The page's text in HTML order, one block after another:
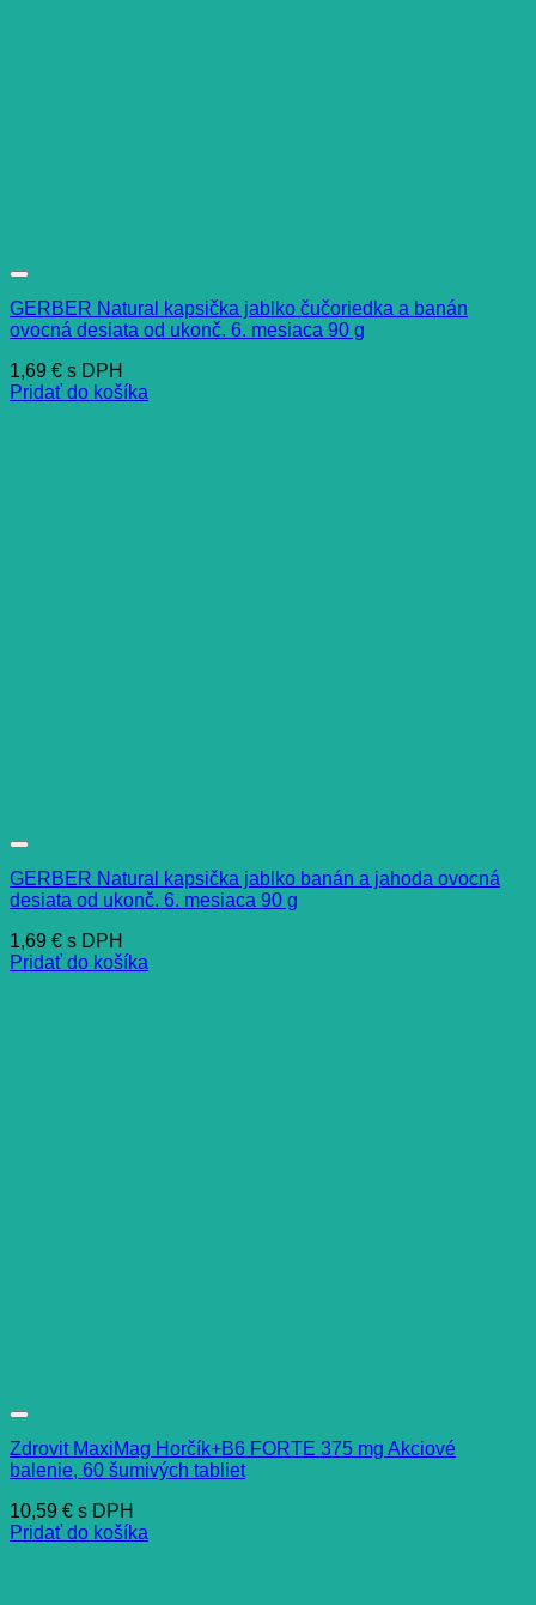
GERBER Natural kapsička jablko čučoriedka a banán
ovocná desiata od ukonč. 6. mesiaca 90 g
1,69 € s DPH
Pridať do košíka
GERBER Natural kapsička jablko banán a jahoda ovocná
desiata od ukonč. 6. mesiaca 90 g
1,69 € s DPH
Pridať do košíka
Zdrovit MaxiMag Horčík+B6 FORTE 375 mg Akciové
balenie, 60 šumivých tabliet
10,59 € s DPH
Pridať do košíka